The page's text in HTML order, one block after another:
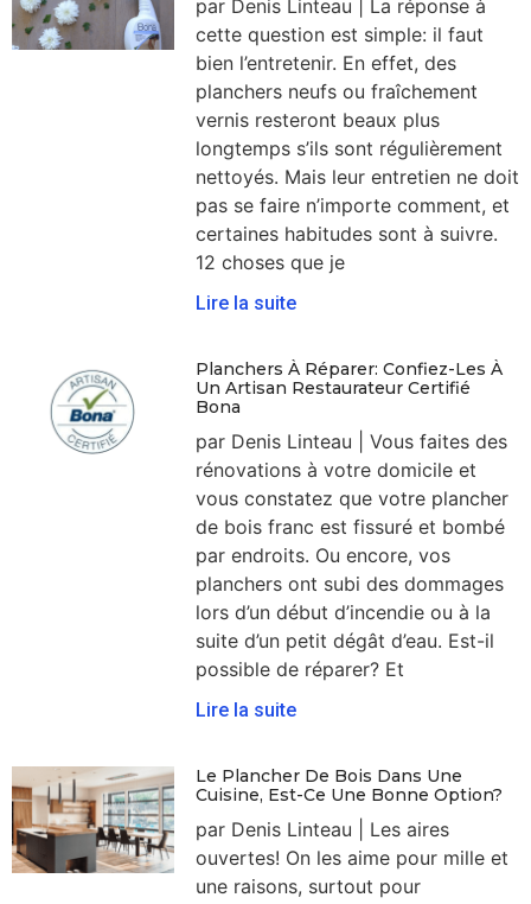
par Denis Linteau | La réponse à
cette question est simple: il faut
bien l’entretenir. En effet, des
planchers neufs ou fraîchement
vernis resteront beaux plus
longtemps s’ils sont régulièrement
nettoyés. Mais leur entretien ne doit
pas se faire n’importe comment, et
certaines habitudes sont à suivre.
12 choses que je
Lire la suite
Planchers À Réparer: Confiez-Les À
Un Artisan Restaurateur Certifié
Bona
par Denis Linteau | Vous faites des
rénovations à votre domicile et
vous constatez que votre plancher
de bois franc est fissuré et bombé
par endroits. Ou encore, vos
planchers ont subi des dommages
lors d’un début d’incendie ou à la
suite d’un petit dégât d’eau. Est-il
possible de réparer? Et
Lire la suite
Le Plancher De Bois Dans Une
Cuisine, Est-Ce Une Bonne Option?
par Denis Linteau | Les aires
ouvertes! On les aime pour mille et
une raisons, surtout pour